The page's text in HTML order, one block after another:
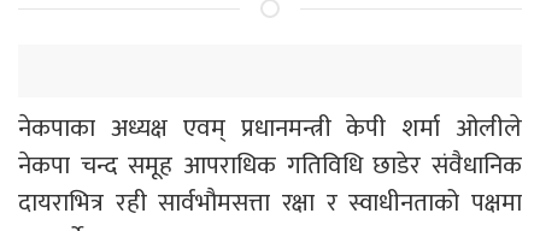
नेकपाका अध्यक्ष एवम् प्रधानमन्त्री केपी शर्मा ओलीले
नेकपा चन्द समूह आपराधिक गतिविधि छाडेर संवैधानिक
दायराभित्र रही सार्वभौमसत्ता रक्षा र स्वाधीनताको पक्षमा